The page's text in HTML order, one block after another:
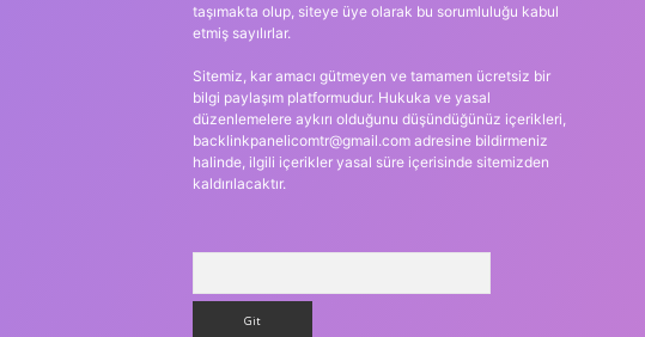
taşımakta olup, siteye üye olarak bu sorumluluğu kabul
etmiş sayılırlar.
Sitemiz, kar amacı gütmeyen ve tamamen ücretsiz bir
bilgi paylaşım platformudur. Hukuka ve yasal
düzenlemelere aykırı olduğunu düşündüğünüz içerikleri,
backlinkpanelicomtr@gmail.comadresine bildirmeniz
halinde, ilgili içerikler yasal süre içerisinde sitemizden
kaldırılacaktır.